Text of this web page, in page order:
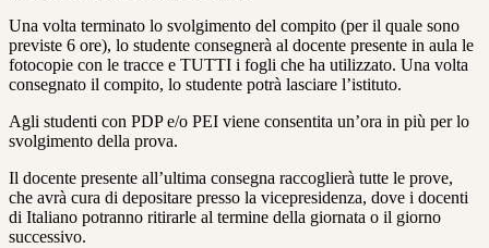
Una volta terminato lo svolgimento del compito (per il quale sono
previste 6 ore), lo studente consegnerà al docente presente in aula le
fotocopie con le tracce e TUTTI i fogli che ha utilizzato. Una volta
consegnato il compito, lo studente potrà lasciare l’istituto.
Agli studenti con PDP e/o PEI viene consentita un’ora in più per lo
svolgimento della prova.
Il docente presente all’ultima consegna raccoglierà tutte le prove,
che avrà cura di depositare presso la vicepresidenza, dove i docenti
di Italiano potranno ritirarle al termine della giornata o il giorno
successivo.